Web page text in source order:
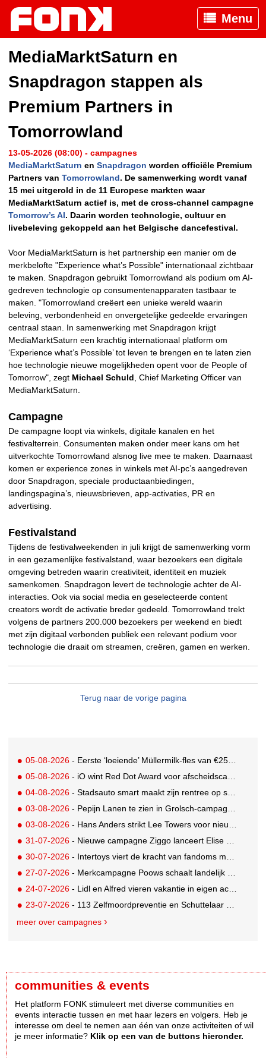
Menu
MediaMarktSaturn en
Snapdragon stappen als
Premium Partners in
Tomorrowland
13-05-2026 (08:00) - campagnes
MediaMarktSaturn en Snapdragon worden officiële Premium
Partners van Tomorrowland. De samenwerking wordt vanaf
15 mei uitgerold in de 11 Europese markten waar
MediaMarktSaturn actief is, met de cross-channel campagne
Tomorrow’s AI. Daarin worden technologie, cultuur en
livebeleving gekoppeld aan het Belgische dancefestival.
Voor MediaMarktSaturn is het partnership een manier om de
merkbelofte "Experience what’s Possible" internationaal zichtbaar
te maken. Snapdragon gebruikt Tomorrowland als podium om AI-
gedreven technologie op consumentenapparaten tastbaar te
maken. "Tomorrowland creëert een unieke wereld waarin
beleving, verbondenheid en onvergetelijke gedeelde ervaringen
centraal staan. In samenwerking met Snapdragon krijgt
MediaMarktSaturn een krachtig internationaal platform om
‘Experience what’s Possible’ tot leven te brengen en te laten zien
hoe technologie nieuwe mogelijkheden opent voor de People of
Tomorrow", zegt Michael Schuld , Chief Marketing Officer van
MediaMarktSaturn.
Campagne
De campagne loopt via winkels, digitale kanalen en het
festivalterrein. Consumenten maken onder meer kans om het
uitverkochte Tomorrowland alsnog live mee te maken. Daarnaast
komen er experience zones in winkels met AI-pc’s aangedreven
door Snapdragon, speciale productaanbiedingen,
landingspagina’s, nieuwsbrieven, app-activaties, PR en
advertising.
Festivalstand
Tijdens de festivalweekenden in juli krijgt de samenwerking vorm
in een gezamenlijke festivalstand, waar bezoekers een digitale
omgeving betreden waarin creativiteit, identiteit en muziek
samenkomen. Snapdragon levert de technologie achter de AI-
interacties. Ook via social media en geselecteerde content
creators wordt de activatie breder gedeeld. Tomorrowland trekt
volgens de partners 200.000 bezoekers per weekend en biedt
met zijn digitaal verbonden publiek een relevant podium voor
technologie die draait om streamen, creëren, gamen en werken.
Terug naar de vorige pagina
05-08-2026 - Eerste ‘loeiende’ Müllermilk-fles van €25.000,- gevonden
05-08-2026 - iO wint Red Dot Award voor afscheidscampagne Peter Houtman bij Feyenoord
04-08-2026 - Stadsauto smart maakt zijn rentree op straat met een wereldwijde muurschilderingcampagne
03-08-2026 - Pepijn Lanen te zien in Grolsch-campagne voor nieuwe Grolsch CAL
03-08-2026 - Hans Anders strikt Lee Towers voor nieuwe campagne
31-07-2026 - Nieuwe campagne Ziggo lanceert Elise Schaap als expert over de Nederlandse voetbalbeleving
30-07-2026 - Intertoys viert de kracht van fandoms met nieuwe social media campagne rondom Olivia Rodrigo
27-07-2026 - Merkcampagne Poows schaalt landelijk op met gerichte Out of Home strategie
24-07-2026 - Lidl en Alfred vieren vakantie in eigen achtertuin
23-07-2026 - 113 Zelfmoordpreventie en Schuttelaar & Partners richten bewustwordingscampagne op mannen
meer over campagnes
communities & events
Het platform FONK stimuleert met diverse communities en
events interactie tussen en met haar lezers en volgers. Heb je
interesse om deel te nemen aan één van onze activiteiten of wil
je meer informatie? Klik op een van de buttons hieronder.